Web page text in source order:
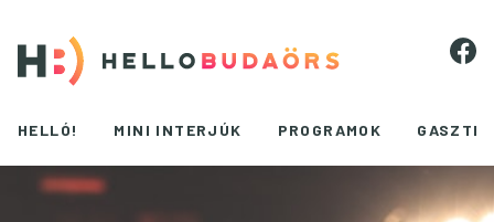
HELLÓ! MINI INTERJÚK PROGRAMOK